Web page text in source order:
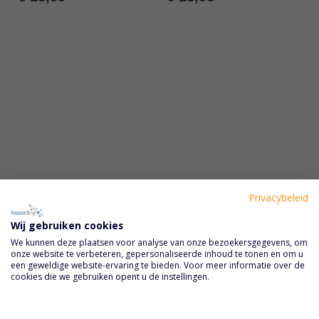
Reflexologie Starterspakket
Songbird
Rating:
0%
€ 69,75Special
Price
€ 62,78
Waardering:
90%
€ 83,70 Special
Price
€ 75,33
Privacybeleid
Wij gebruiken cookies
We kunnen deze plaatsen voor analyse van onze bezoekersgegevens, om
onze website te verbeteren, gepersonaliseerde inhoud te tonen en om u
een geweldige website-ervaring te bieden. Voor meer informatie over de
cookies die we gebruiken opent u de instellingen.